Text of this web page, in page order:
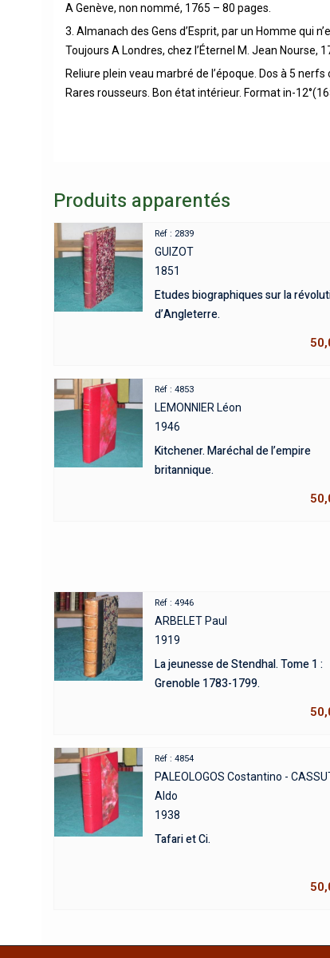
A Genève, non nommé, 1765 – 80 pages.
3. Almanach des Gens d’Esprit, par un Homme qui
Toujours A Londres, chez l’Éternel M. Jean Nourse,
Reliure plein veau marbré de l’époque. Dos à 5
Rares rousseurs. Bon état intérieur. Format in-
Produits apparentés
Réf : 2839
GUIZOT
1851
Etudes biographiques sur la
d’Angleterre.
Réf : 4853
LEMONNIER Léon
1946
Kitchener. Maréchal de l’empire
britannique.
Réf : 4946
ARBELET Paul
1919
La jeunesse de Stendhal. Tome 1 :
Grenoble 1783-1799.
Réf : 4854
PALEOLOGOS Costantino -
Aldo
1938
Tafari et Ci.